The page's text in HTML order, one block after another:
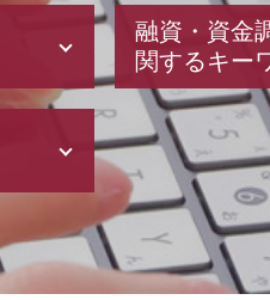
融資・資金
関するキー
日本政策金
会社設立 補
事業資金
創業 融資
資金調達 方
補助金 申請